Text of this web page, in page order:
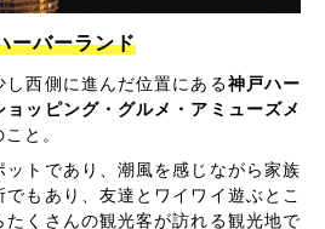
ーバーランド
西側に進んだ位置にある神戸ハー
ッピング・グルメ・アミューズメ
こと。
ットであり、潮風を感じながら家族
もあり、友達とワイワイ遊ぶとこ
たくさんの観光客が訪れる観光地で